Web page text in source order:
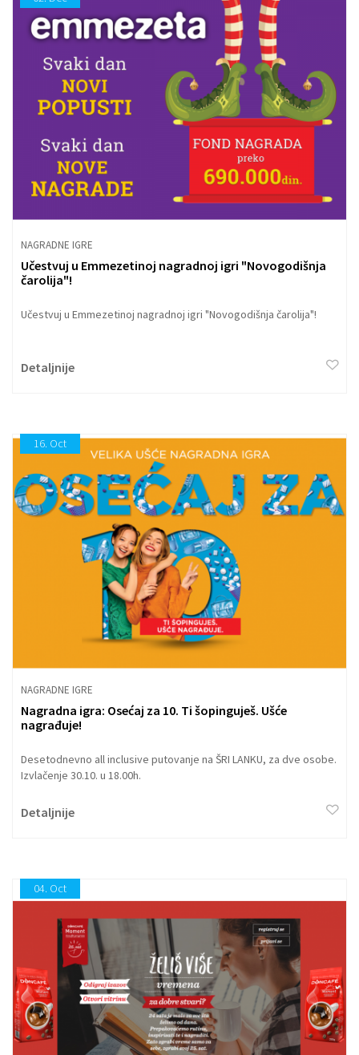
NAGRADNE IGRE
Učestvuj u Emmezetinoj nagradnoj igri "Novogodišnja
čarolija"!
Učestvuj u Emmezetinoj nagradnoj igri "Novogodišnja čarolija"!
Detaljnije
16. Oct
NAGRADNE IGRE
Nagradna igra: Osećaj za 10. Ti šopinguješ. Ušće
nagrađuje!
Desetodnevno all inclusive putovanje na ŠRI LANKU, za dve osobe.
Izvlačenje 30.10. u 18.00h.
Detaljnije
04. Oct